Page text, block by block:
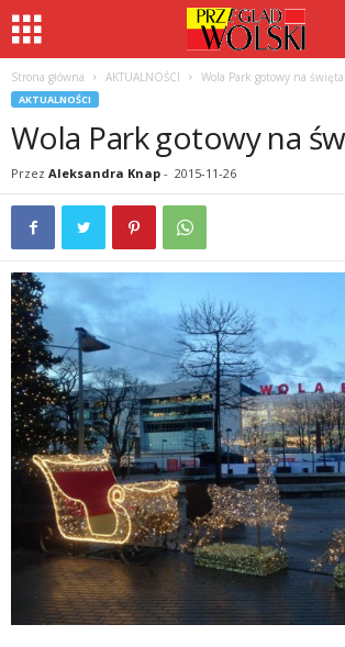
Strona główna AKTUALNOŚCI Wola Park gotowy na święta
AKTUALNOŚCI
Wola Park gotowy na
Przez Aleksandra Knap - 2015-11-26